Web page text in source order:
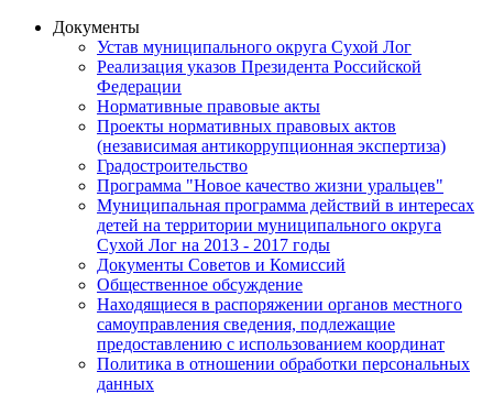
Документы
Устав муниципального округа Сухой Лог
Реализация указов Президента Российской
Федерации
Нормативные правовые акты
Проекты нормативных правовых актов
(независимая антикоррупционная экспертиза)
Градостроительство
Программа "Новое качество жизни уральцев"
Муниципальная программа действий в интересах
детей на территории муниципального округа
Сухой Лог на 2013 - 2017 годы
Документы Советов и Комиссий
Общественное обсуждение
Находящиеся в распоряжении органов местного
самоуправления сведения, подлежащие
предоставлению с использованием координат
Политика в отношении обработки персональных
данных